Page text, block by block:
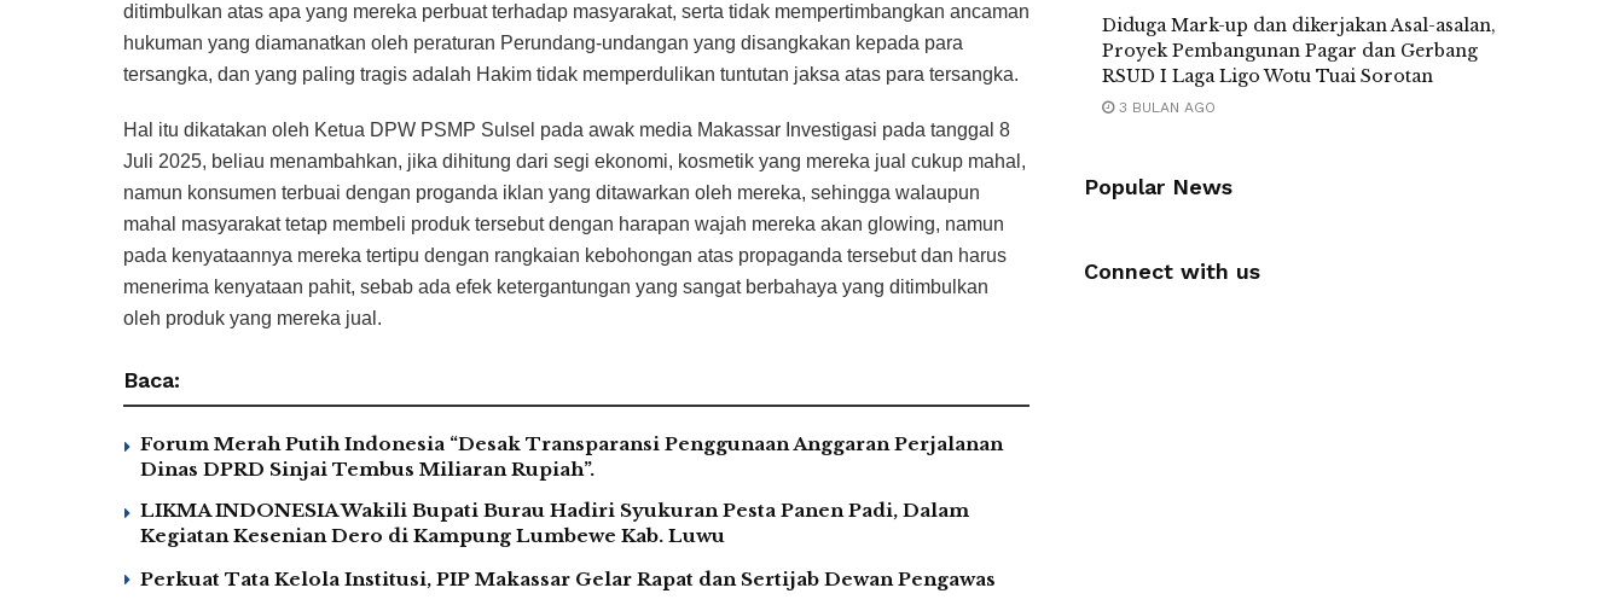
ditimbulkan atas apa yang mereka perbuat terhadap masyarakat, serta tidak mempertimbangkan ancaman
hukuman yang diamanatkan oleh peraturan Perundang-undangan yang disangkakan kepada para
tersangka, dan yang paling tragis adalah Hakim tidak memperdulikan tuntutan jaksa atas para tersangka.
Hal itu dikatakan oleh Ketua DPW PSMP Sulsel pada awak media Makassar Investigasi pada tanggal 8
Juli 2025, beliau menambahkan, jika dihitung dari segi ekonomi, kosmetik yang mereka jual cukup mahal,
namun konsumen terbuai dengan proganda iklan yang ditawarkan oleh mereka, sehingga walaupun
mahal masyarakat tetap membeli produk tersebut dengan harapan wajah mereka akan glowing, namun
pada kenyataannya mereka tertipu dengan rangkaian kebohongan atas propaganda tersebut dan harus
menerima kenyataan pahit, sebab ada efek ketergantungan yang sangat berbahaya yang ditimbulkan
oleh produk yang mereka jual.
Baca:
Forum Merah Putih Indonesia “Desak Transparansi Penggunaan Anggaran Perjalanan
Dinas DPRD Sinjai Tembus Miliaran Rupiah”.
LIKMA INDONESIA Wakili Bupati Burau Hadiri Syukuran Pesta Panen Padi, Dalam
Kegiatan Kesenian Dero di Kampung Lumbewe Kab. Luwu
Perkuat Tata Kelola Institusi, PIP Makassar Gelar Rapat dan Sertijab Dewan Pengawas
Diduga Mark-up dan dikerjakan Asal-asalan,
Proyek Pembangunan Pagar dan Gerbang
RSUD I Laga Ligo Wotu Tuai Sorotan
3 BULAN AGO
Popular News
Connect with us